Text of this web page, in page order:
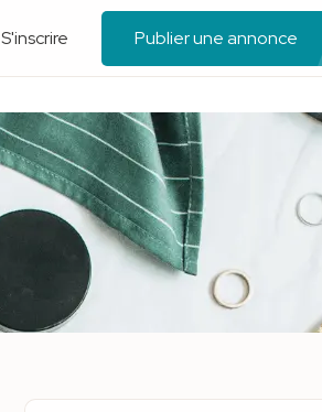
S'inscrire Publier une annonce